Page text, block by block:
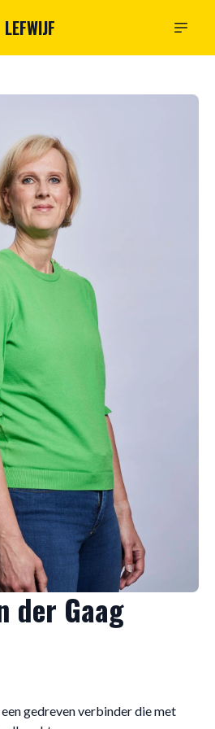
LEFWIJF
der Gaag
gedreven verbinder die met